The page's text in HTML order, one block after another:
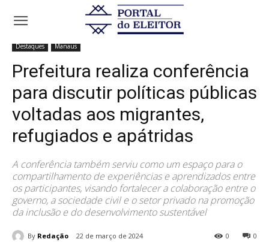
Início
Prefeitura realiza conferência para discutir
políticas públicas voltadas aos migrantes, refugiados e...
Destaques Manaus
Prefeitura realiza conferência
para discutir políticas públicas
voltadas aos migrantes,
refugiados e apátridas
A conferência também serviu como um espaço para o
compartilhamento de experiências e aprendizados entre
os participantes, visando fortalecer a colaboração entre o
governo, a sociedade civil e o setor privado na promoção
da inclusão e do desenvolvimento sustentável
By Redação 22 de março de 2024 0
0